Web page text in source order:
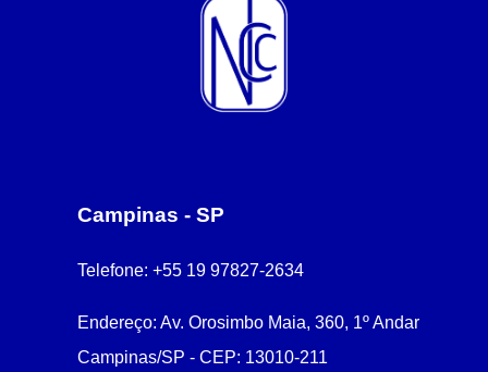
Campinas - SP
Telefone: +55 19 97827-2634
Endereço: Av. Orosimbo Maia, 360, 1º Andar
Campinas/SP - CEP: 13010-211